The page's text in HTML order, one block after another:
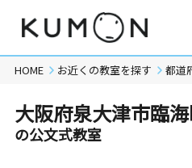
HOME お近くの教室を探す 都道
大阪府泉大津市臨
の公文式教室